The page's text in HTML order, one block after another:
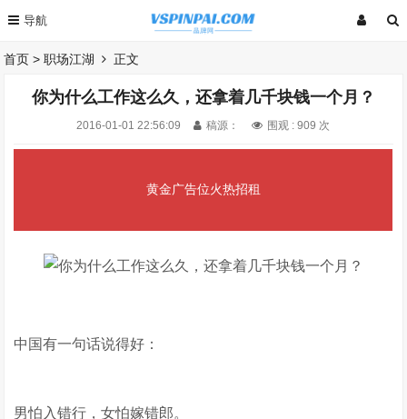
首页 >职场江湖 正文
你为什么工作这么久，还拿着几千块钱一个月？
2016-01-01 22:56:09 稿源： 围观 :909 次
黄金广告位火热招租
中国有一句话说得好：
男怕入错行，女怕嫁错郎。